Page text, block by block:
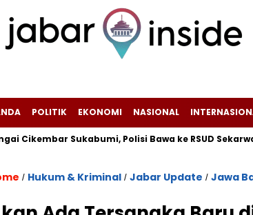
POLITIK EKONOMI NASIONAL
Sukabumi, Polisi Bawa ke RSUD Sekarwangi‎
/ Hukum & Kriminal / Jabar Update / Jawa